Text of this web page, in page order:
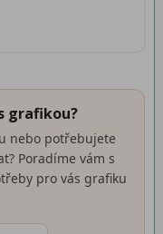
grafikou?
nebo potřebujete
Poradíme vám s
pro vás grafiku